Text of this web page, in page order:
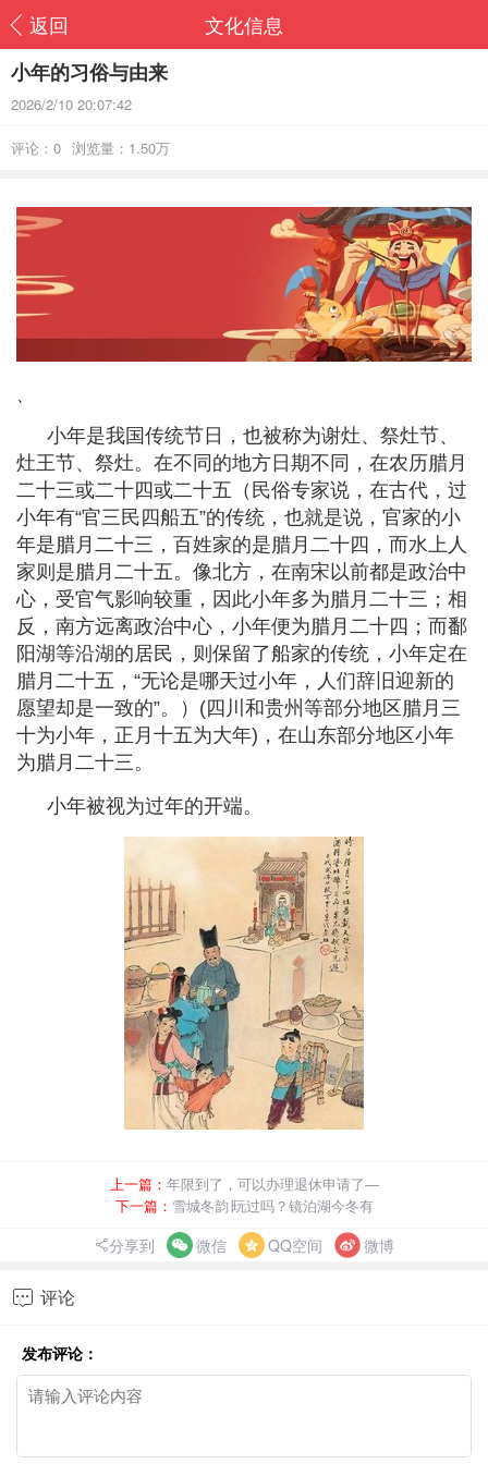
返回
文化信息
小年的习俗与由来
2026/2/10 20:07:42
评论：0 浏览量：1.50万
小年是我国传统节日，也被称为谢灶、祭灶节、
灶王节、祭灶。在不同的地方日期不同，在农历腊月
二十三或二十四或二十五（民俗专家说，在古代，过
小年有“官三民四船五”的传统，也就是说，官家的小
年是腊月二十三，百姓家的是腊月二十四，而水上人
家则是腊月二十五。像北方，在南宋以前都是政治中
心，受官气影响较重，因此小年多为腊月二十三；相
反，南方远离政治中心，小年便为腊月二十四；而鄱
阳湖等沿湖的居民，则保留了船家的传统，小年定在
腊月二十五，“无论是哪天过小年，人们辞旧迎新的
愿望却是一致的”。）(四川和贵州等部分地区腊月三
十为小年，正月十五为大年)，在山东部分地区小年
为腊月二十三。
小年被视为过年的开端。
上一篇： 年限到了，可以办理退休申请了—
下一篇： 雪城冬韵∣玩过吗？镜泊湖今冬有
分享到 微信 QQ空间 微博
 评论
发布评论：